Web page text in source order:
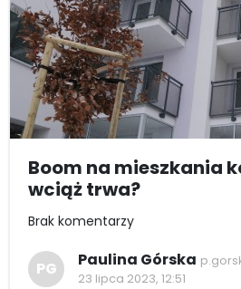
Boom na mieszkania
wciąż trwa?
Brak komentarzy
PG Paulina Górska
23 lipca 2023, 12:51